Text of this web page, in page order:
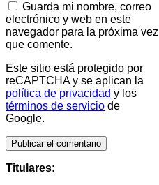
Guarda mi nombre, correo
electrónico y web en este
navegador para la próxima vez
que comente.
Este sitio está protegido por
reCAPTCHA y se aplican la
política de privacidad y los
términos de servicio de
Google.
Titulares: